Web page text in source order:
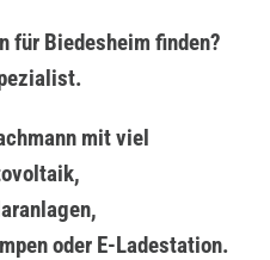
für Biedesheim finden?
mit viel
oder E-Ladestation.